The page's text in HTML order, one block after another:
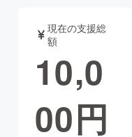
音楽
ゲーム・
書籍・雑誌
現在の支援総
額
10,0
00円